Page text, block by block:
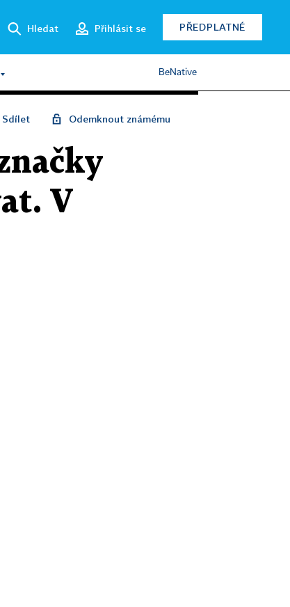
Hledat Přihlásit se PŘEDPLATNÉ
BeNative
Sdílet Odemknout známému
V